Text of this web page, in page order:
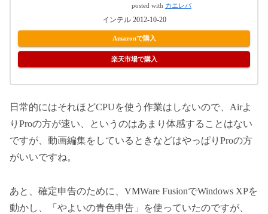
posted with カエレバ
インテル 2012-10-20
Amazonで購入
楽天市場で購入
日常的にはそれほどCPUを使う作業はしないので、Airよ
りProの方が速い、というのはあまり体感することはない
ですが、動画編集をしているときなどはやっぱりProの方
がいいですね。
あと、確定申告のために、VMWare FusionでWindows XPを
動かし、「やよいの青色申告」を使っていたのですが、